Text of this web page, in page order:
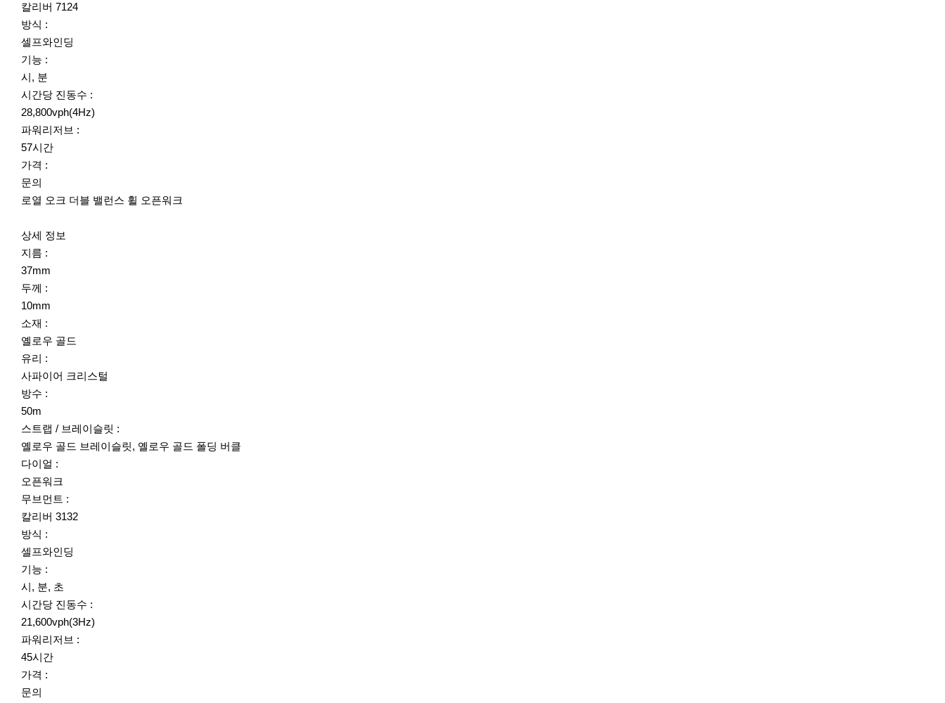
칼리버 7124
방식 :
셀프와인딩
기능 :
시, 분
시간당 진동수 :
28,800vph(4Hz)
파워리저브 :
57시간
가격 :
문의
로열 오크 더블 밸런스 휠 오픈워크
상세 정보
지름 :
37mm
두께 :
10mm
소재 :
옐로우 골드
유리 :
사파이어 크리스털
방수 :
50m
스트랩 / 브레이슬릿 :
옐로우 골드 브레이슬릿, 옐로우 골드 폴딩 버클
다이얼 :
오픈워크
무브먼트 :
칼리버 3132
방식 :
셀프와인딩
기능 :
시, 분, 초
시간당 진동수 :
21,600vph(3Hz)
파워리저브 :
45시간
가격 :
문의